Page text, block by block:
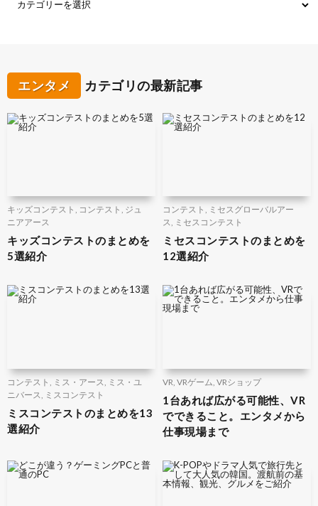
エンタメ カテゴリの最新記事
キッズコンテスト , コンテスト , ジュ
ニアアース
キッズコンテストのまとめを
5選紹介
コンテスト , ミセスグローバルアー
ス, ミセスコンテスト
ミセスコンテストのまとめを
12選紹介
コンテスト ミス・アース
ミス・ユ
ニバース
ミスコンテスト
ミスコンテストのまとめを13
選紹介
VR VRゲーム VRショップ
1台あれば広がる可能性、VR
でできること。エンタメから
仕事現場まで